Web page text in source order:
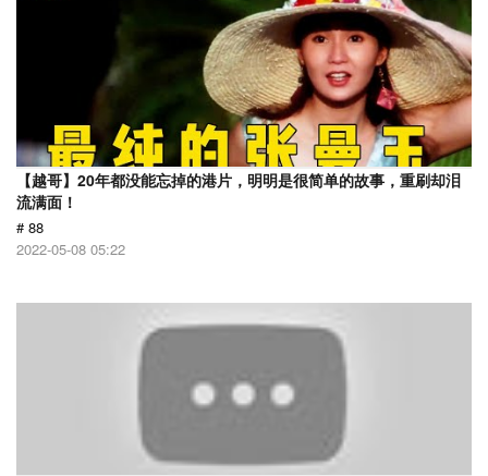
【越哥】20年都没能忘掉的港片，明明是很简单的故事，重刷却泪
流满面！
# 88
2022-05-08 05:22